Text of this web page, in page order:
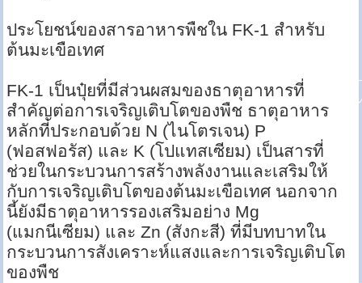
ประโยชน์ของสารอาหารพืชใน FK-1 สำหรับ
ต้นมะเขือเทศ
FK-1 เป็นปุ๋ยที่มีส่วนผสมของธาตุอาหารที่
สำคัญต่อการเจริญเติบโตของพืช ธาตุอาหาร
หลักที่ประกอบด้วย N (ไนโตรเจน) P
(ฟอสฟอรัส) และ K (โปแทสเซียม) เป็นสารที่
ช่วยในกระบวนการสร้างพลังงานและเสริมให้
กับการเจริญเติบโตของต้นมะเขือเทศ นอกจาก
นี้ยังมีธาตุอาหารรองเสริมอย่าง Mg
(แมกนีเซียม) และ Zn (สังกะสี) ที่มีบทบาทใน
กระบวนการสังเคราะห์แสงและการเจริญเติบโต
ของพืช